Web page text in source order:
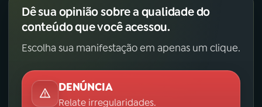
Dê sua opinião sobre a qualidade do
conteúdo que você acessou.
Escolha sua manifestação em apenas um clique.
DENÚNCIA
Relate irregularidades.